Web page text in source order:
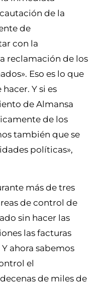
de la
de
con la
reclamación de los
Eso es lo que
Y si es
de Almansa
de los
también que se
políticas»,
más de tres
de control de
sin hacer las
las facturas
ahora sabemos
el
de miles de